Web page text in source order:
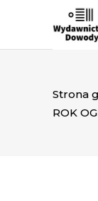
Strona
ROK